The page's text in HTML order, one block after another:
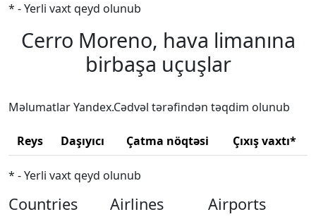
* - Yerli vaxt qeyd olunub
Cerro Moreno, hava limanına
birbaşa uçuşlar
Məlumatlar Yandex.Cədvəl tərəfindən təqdim olunub
Reys Daşıyıcı Çatma nöqtəsi Çıxış vaxtı*
* - Yerli vaxt qeyd olunub
Countries Airlines Airports